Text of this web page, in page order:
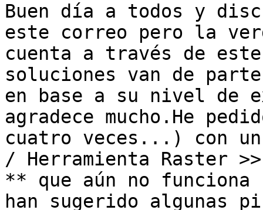
Buen día a todos y
este correo pero la
cuenta a través de
soluciones van de
en base a su nivel de
agradece mucho.He
cuatro veces...) con
/ Herramienta Raster
** que aún no funciona
han sugerido algunas